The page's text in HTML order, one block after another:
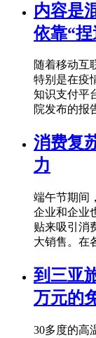
内容是
依靠“捏
随着移动互
特别是在疫
知识支付平
院发布的报
消费复
力
端午节期间
企业和企业
贴来吸引消
大销售。在
到三亚
万元的
30多度的高